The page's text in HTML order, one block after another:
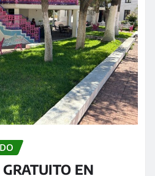
EN